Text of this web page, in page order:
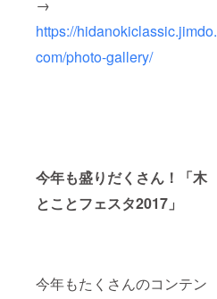
→
https://hidanokiclassic.jimdo.
com/photo-gallery/
今年も盛りだくさん！「木
とことフェスタ2017」
今年もたくさんのコンテン